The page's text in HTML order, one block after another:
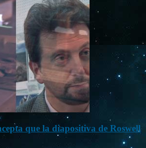
que la diapositiva de Roswell